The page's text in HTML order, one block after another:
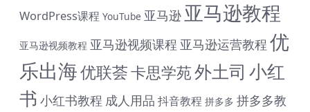
WordPress课程 YouTube 亚马逊 亚马逊教程
亚马逊视频教程 亚马逊视频课程 亚马逊运营教程 优
乐出海优联荟卡思学苑外土司 小红
书 小红书教程 成人用品 抖音教程 拼多多 拼多多教